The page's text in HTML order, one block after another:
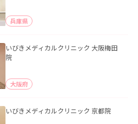
兵庫県
いびきメディカルクリニック 大阪梅田
院
大阪府
いびきメディカルクリニック 京都院